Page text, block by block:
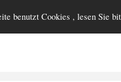
benutzt Cookies , lesen Sie